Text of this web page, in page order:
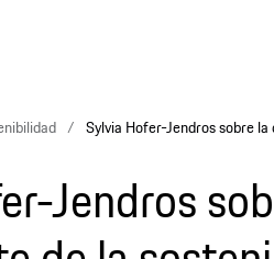
Sylvia Hofer-Jendros sobre
Jendros